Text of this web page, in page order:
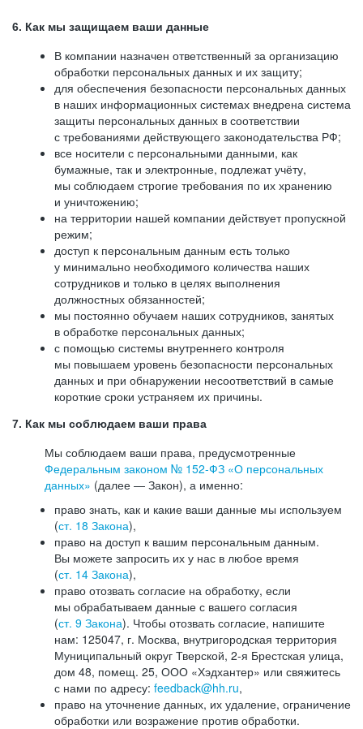
6. Как мы защищаем ваши данные
В компании назначен ответственный за организацию
обработки персональных данных и их защиту;
для обеспечения безопасности персональных данных
в наших информационных системах внедрена система
защиты персональных данных в соответствии
с требованиями действующего законодательства РФ;
все носители с персональными данными, как
бумажные, так и электронные, подлежат учёту,
мы соблюдаем строгие требования по их хранению
и уничтожению;
на территории нашей компании действует пропускной
режим;
доступ к персональным данным есть только
у минимально необходимого количества наших
сотрудников и только в целях выполнения
должностных обязанностей;
мы постоянно обучаем наших сотрудников, занятых
в обработке персональных данных;
с помощью системы внутреннего контроля
мы повышаем уровень безопасности персональных
данных и при обнаружении несоответствий в самые
короткие сроки устраняем их причины.
7. Как мы соблюдаем ваши права
Мы соблюдаем ваши права, предусмотренные
Федеральным законом № 152-ФЗ «О персональных
данных» (далее — Закон), а именно:
право знать, как и какие ваши данные мы используем
(ст. 18 Закона),
право на доступ к вашим персональным данным.
Вы можете запросить их у нас в любое время
(ст. 14 Закона),
право отозвать согласие на обработку, если
мы обрабатываем данные с вашего согласия
(ст. 9 Закона). Чтобы отозвать согласие, напишите
нам: 125047, г. Москва, внутригородская территория
Муниципальный округ Тверской, 2-я Брестская улица,
дом 48, помещ. 25, ООО «Хэдхантер» или свяжитесь
с нами по адресу: feedback@hh.ru,
право на уточнение данных, их удаление, ограничение
обработки или возражение против обработки.